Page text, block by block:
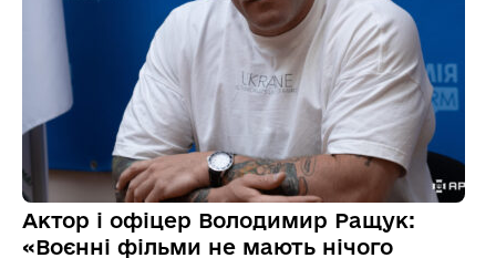
Актор і офіцер Володимир Ращук:
«Воєнні фільми не мають нічого